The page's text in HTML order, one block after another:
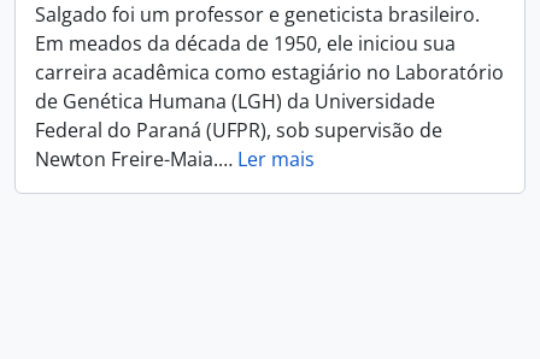
Salgado foi um professor e geneticista brasileiro.
Em meados da década de 1950, ele iniciou sua
carreira acadêmica como estagiário no Laboratório
de Genética Humana (LGH) da Universidade
Federal do Paraná (UFPR), sob supervisão de
Newton Freire-Maia.… Ler mais